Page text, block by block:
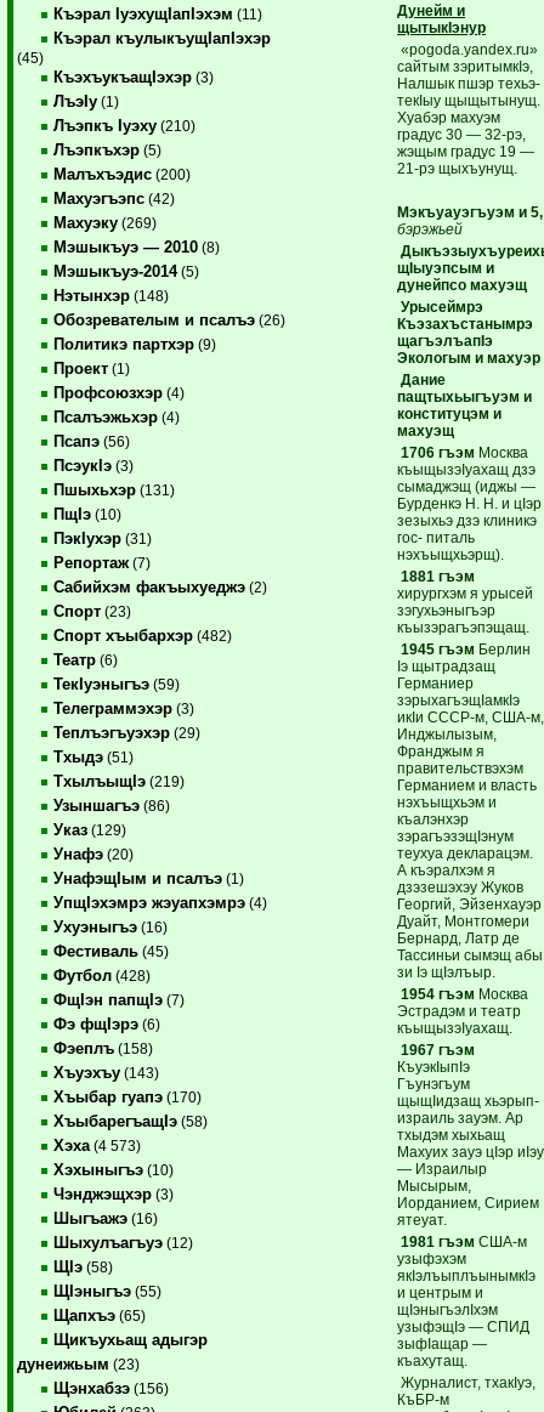
Къэрал IуэхущIапIэхэм (11)
Къэрал къулыкъущIапIэхэр
(45)
КъэхъукъащIэхэр (3)
ЛъэIу (1)
Лъэпкъ Iуэху (210)
Лъэпкъхэр (5)
Малъхъэдис (200)
Махуэгъэпс (42)
Махуэку (269)
Мэшыкъуэ — 2010 (8)
Мэшыкъуэ-2014(5)
Нэтынхэр (148)
Обозревателым и псалъэ (26)
Политикэ партхэр (9)
Проект (1)
Профсоюзхэр (4)
Псалъэжьхэр (4)
Псапэ (56)
ПсэукIэ (3)
Пшыхьхэр (131)
ПщIэ (10)
ПэкIухэр (31)
Репортаж (7)
Сабийхэм факъыхуеджэ (2)
Спорт (23)
Спорт хъыбархэр (482)
Театр (6)
ТекIуэныгъэ (59)
Телеграммэхэр (3)
Теплъэгъуэхэр (29)
Тхыдэ (51)
ТхылъыщIэ (219)
Узыншагъэ (86)
Указ (129)
Унафэ (20)
УнафэщIым и псалъэ (1)
УпщIэхэмрэ жэуапхэмрэ (4)
Ухуэныгъэ (16)
Фестиваль (45)
Футбол (428)
ФщIэн папщIэ (7)
Фэ фщIэрэ (6)
Фэеплъ (158)
Хъуэхъу (143)
Хъыбар гуапэ (170)
ХъыбарегъащIэ (58)
Хэха (4 573)
Хэхыныгъэ (10)
Чэнджэщхэр (3)
Шыгъажэ (16)
Шыхулъагъуэ (12)
ЩIэ (58)
ЩIэныгъэ (55)
Щапхъэ (65)
Щикъухьащ адыгэр
дунеижьым (23)
Щэнхабзэ (156)
Дунейм и
щытыкIэнур
«pogoda.yandex.ru»
сайтым зэритымкIэ,
Налшык пшэр техьэ-
текIыу щыщытынущ.
Хуабэр махуэм
градус 30 — 32-рэ,
жэщым градус 19 —
21-рэ щыхъунущ.
Мэкъуауэгъуэм и 5,
бэрэжьей
щIыуэпсым и
дунейпсо махуэщ
Урысеймрэ
Къэзахъстанымрэ
щагъэлъапIэ
Экологым и махуэр
Дание
пащтыхьыгъуэм и
конституцэм и
махуэщ
1706 гъэм Москва
къыщызэIуахащ дзэ
сымаджэщ (иджы —
Бурденкэ Н. Н. и цIэр
зезыхьэ дзэ клиникэ
гос- питаль
нэхъыщхьэрщ).
1881 гъэм
хирургхэм я урысей
зэгухьэныгъэр
къызэрагъэпэщащ.
1945 гъэм Берлин
Iэ щытрадзащ
Германиер
зэрыхагъэщIамкIэ
икIи СССР-м, США-м,
Инджылызым,
Франджым я
правительствэхэм
Германием и власть
нэхъыщхьэм и
къалэнхэр
зэрагъэзэщIэнум
теухуа декларацэм.
А къэралхэм я
дзэзешэхэу Жуков
Георгий, Эйзенхауэр
Дуайт, Монтгомери
Бернард, Латр де
Тассиньи сымэщ абы
зи Iэ щIэлъыр.
1954 гъэм Москва
Эстрадэм и театр
къыщызэIуахащ.
1967 гъэм
КъуэкIыпIэ
Гъунэгъум
щыщIидзащ хьэрып-
израиль зауэм. Ар
тхыдэм хыхьащ
Махуих зауэ цIэр иIэу
— Израилыр
Мысырым,
Иорданием, Сирием
ятеуат.
1981 гъэм США-м
узыфэхэм
якIэлъыплъынымкIэ
и центрым и
щIэныгъэлIхэм
узыфэщIэ — СПИД
зыфIащар —
къахутащ.
Журналист, тхакIуэ,
КъБР-м